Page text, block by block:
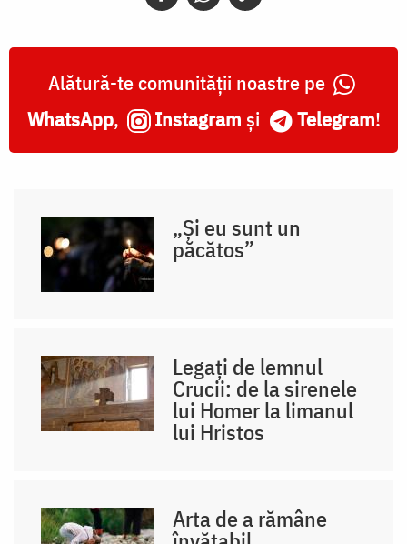
Alătură-te comunității noastre pe
WhatsApp, Instagram și Telegram!
„Și eu sunt un
păcătos”
Legați de lemnul
Crucii: de la sirenele
lui Homer la limanul
lui Hristos
Arta de a rămâne